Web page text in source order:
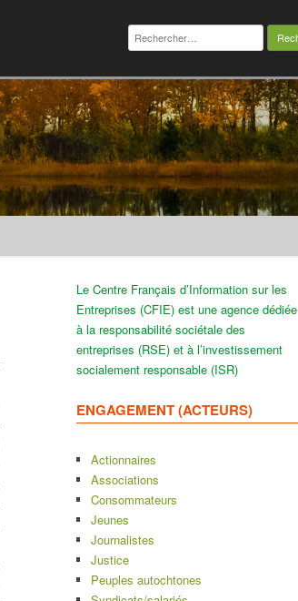
Rechercher :
Le Centre Français d’Information sur les
Entreprises (CFIE) est une agence dédiée
à la responsabilité sociétale des
entreprises (RSE) et à l’investissement
socialement responsable (ISR)
ENGAGEMENT (ACTEURS)
Actionnaires
Associations
Consommateurs
Jeunes
Journalistes
Justice
Peuples autochtones